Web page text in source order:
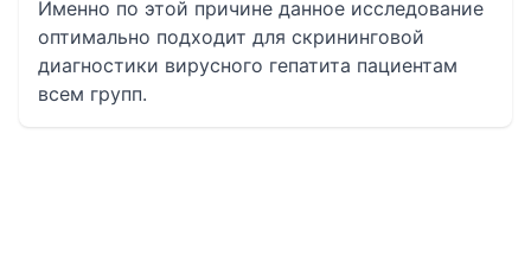
Именно по этой причине данное исследование
оптимально подходит для скрининговой
диагностики вирусного гепатита пациентам
всем групп.